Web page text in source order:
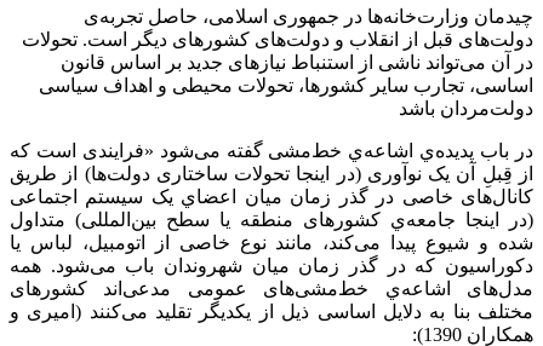
چیدمان وزارت‌خانه‌ها در جمهوری اسلامی، حاصل تجربه‌ی
دولت‌های قبل از انقلاب و دولت‌های کشورهای دیگر است. تحولات
در آن می‌تواند ناشی از استنباط نیازهای جدید بر اساس قانون
اساسی، تجارب سایر کشورها، تحولات محیطی و اهداف سیاسی
دولت‌مردان باشد
در باب پدیده‌ي اشاعه‌ي خط‌مشی گفته می‌شود «فرايندی است که
از قِبلِ آن یک نوآوری (در اینجا تحولات ساختاری دولت‌ها) از طریق
کانال‌های خاصی در گذر زمان میان اعضاي یک سیستم اجتماعی‌
(در اینجا جامعه‌ي کشورهای منطقه یا سطح بین‌المللی) متداول
شده و شیوع پیدا می‌کند، مانند نوع خاصی از اتومبیل، لباس یا
دکوراسیون که در گذر زمان میان شهروندان باب می‌شود. همه
مدل‌های اشاعه‌ي خط‌مشی‌های عمومی مدعی‌اند کشورهای
مختلف بنا به دلایل اساسی ذیل از یکدیگر تقلید می‌کنند (امیری و
همکاران 1390):